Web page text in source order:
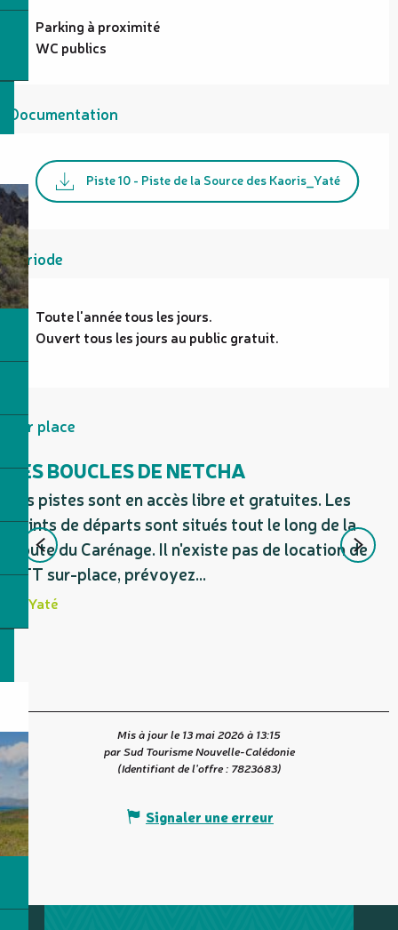
Parking à proximité
WC publics
Documentation
Piste 10 - Piste de la Source des Kaoris_Yaté
Période
Toute l'année tous les jours.
Ouvert tous les jours au public gratuit.
Sur place
LES BOUCLES DE NETCHA
Les pistes sont en accès libre et gratuites. Les
points de départs sont situés tout le long de la
Route du Carénage. Il n'existe pas de location de
VTT sur-place, prévoyez...
Yaté
Mis à jour le 13 mai 2026 à 13:15
par Sud Tourisme Nouvelle-Calédonie
(Identifiant de l'offre : 7823683)
Signaler une erreur